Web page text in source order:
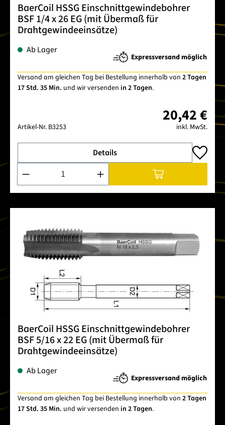
BaerCoil HSSG Einschnittgewindebohrer
BSF 1/4 x 26 EG (mit Übermaß für
Drahtgewindeeinsätze)
Ab Lager
Expressversand möglich
Versand am gleichen Tag bei Bestellung innerhalb von 2 Tagen
17 Std. 35 Min. und wir versenden in 2 Tagen.
Artikel-Nr. B3253
20,42 €
inkl. MwSt.
Details
Produkt Anzahl: Gib den gewünschten Wert ein oder
BaerCoil HSSG Einschnittgewindebohrer
BSF 5/16 x 22 EG (mit Übermaß für
Drahtgewindeeinsätze)
Ab Lager
Expressversand möglich
Versand am gleichen Tag bei Bestellung innerhalb von 2 Tagen
17 Std. 35 Min. und wir versenden in 2 Tagen.